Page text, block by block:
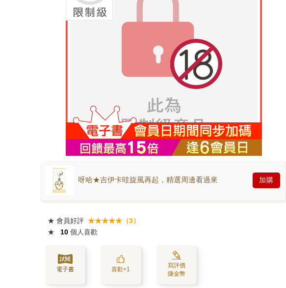
呀哈★吉伊卡哇旋風再起，精選周邊看過來 加購
★ 會員好評 ★★★★★（3）
★
10 個人喜歡
電子書 喜歡+1
寫評價
賺金幣